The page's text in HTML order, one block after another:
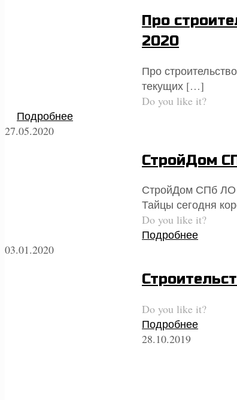
Про
2020
Про
текущих […]
Do you like it?
Подробнее
27.05.2020
СтройДом
СтройДом СПб ЛО
Тайцы сегодня
Do you like it?
Подробнее
03.01.2020
Do you like it?
Подробнее
28.10.2019